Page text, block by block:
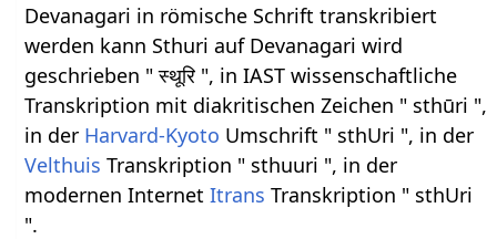
Devanagari in römische Schrift transkribiert
werden kann Sthuri auf Devanagari wird
geschrieben " स्थूरि ", in IAST wissenschaftliche
Transkription mit diakritischen Zeichen " sthūri ",
in der Harvard-Kyoto Umschrift " sthUri ", in der
Velthuis Transkription " sthuuri ", in der
modernen InternetItrans Transkription " sthUri
".